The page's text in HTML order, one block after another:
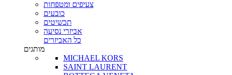
צעיפים ומטפחות
כובעים
תכשיטים
אביזרי נסיעה
כל האביזרים
מותגים
MICHAEL KORS
SAINT LAURENT